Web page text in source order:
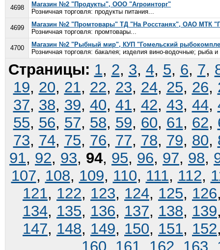
4698
Магазин №2 "Продукты", ООО "Агроинторг"
Розничная торговля: продукты питания...
4699
Магазин №2 "Промтовары" ТД "На Росстанях", ОАО МТК
Розничная торговля: промтовары...
4700
Магазин №2 "Рыбный мир", КУП "Гомельский
Розничная торговля: бакалея; изделия вино-водочные; рыба
Страницы: 1, 2, 3, 4, 5, 6, 7,
19, 20, 21, 22, 23, 24, 25, 26,
37, 38, 39, 40, 41, 42, 43, 44,
55, 56, 57, 58, 59, 60, 61, 62,
73, 74, 75, 76, 77, 78, 79, 80,
91, 92, 93, 94, 95, 96, 97, 98,
107, 108, 109, 110, 111, 112,
121, 122, 123, 124, 125, 126
134, 135, 136, 137, 138, 139
147, 148, 149, 150, 151, 152
160
161 162 163